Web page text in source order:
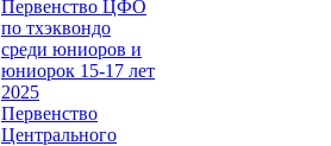
Первенство ЦФО
по тхэквондо
среди юниоров и
юниорок 15-17 лет
2025
Первенство
Центрального